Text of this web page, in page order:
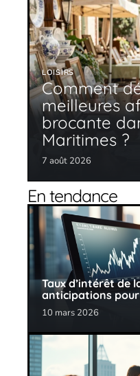
LOISIRS
Comment
meilleures
brocante
Maritimes ?
7 août 2026
En tendance
Taux d’intérêt de
anticipations
10 mars 2026